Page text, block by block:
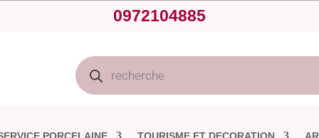
0972104885
Recherche
de
produits